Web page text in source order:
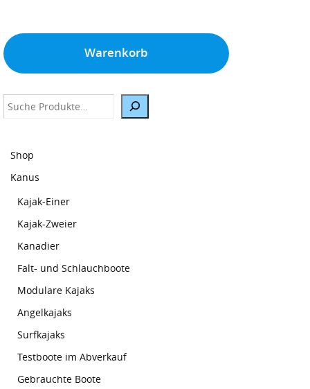
Warenkorb
Suche
Shop
Kanus
Kajak-Einer
Kajak-Zweier
Kanadier
Falt- und Schlauchboote
Modulare Kajaks
Angelkajaks
Surfkajaks
Testboote im Abverkauf
Gebrauchte Boote